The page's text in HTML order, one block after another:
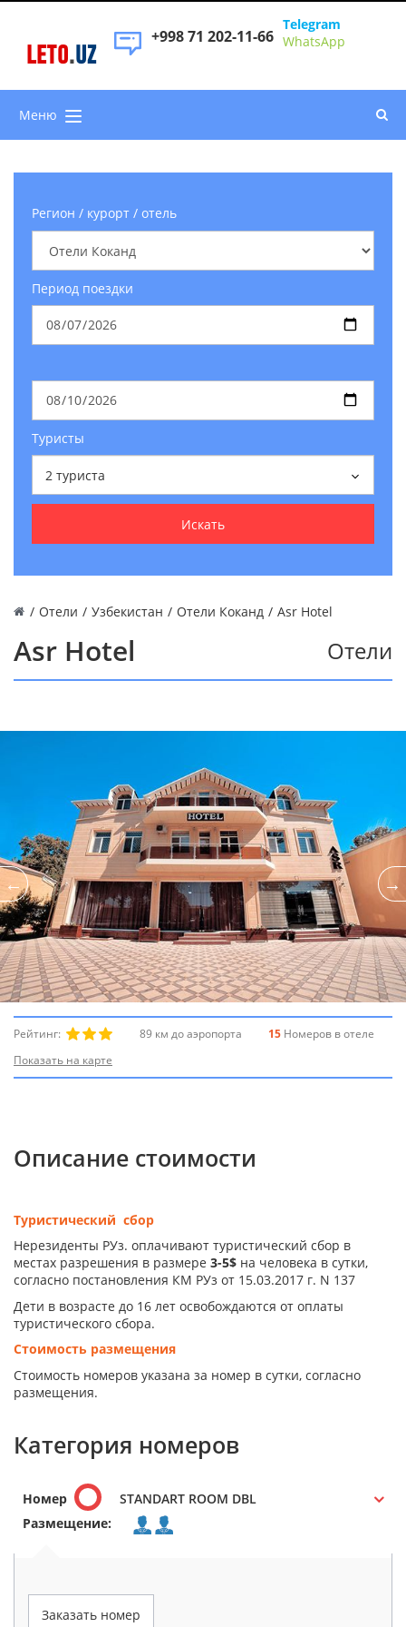
LETO.UZ
+998 71 202-11-66
Telegram
WhatsApp
Меню
Регион / курорт / отель
Период поездки
Туристы
2 туриста
Искать
/ Отели / Узбекистан / Отели Коканд / Asr Hotel
Asr Hotel Отели
Рейтинг: 89 км до аэропорта 15 Номеров в отеле
Показать на карте
Описание стоимости
Туристический сбор
Нерезиденты РУз. оплачивают туристический сбор в
местах разрешения в размере 3-5$ на человека в сутки,
согласно постановления КМ РУз от 15.03.2017 г. N 137
Дети в возрасте до 16 лет освобождаются от оплаты
туристического сбора.
Стоимость размещения
Стоимость номеров указана за номер в сутки, согласно
размещения.
Категория номеров
Номер
STANDART ROOM DBL
Размещение:
Заказать номер